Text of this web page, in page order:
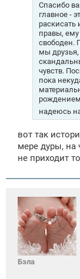
Спасибо
главное -
правы,
свободен.
мы друзья,
чувств.
пока
надеюсь
вот так
мере дуры, на
не приходит
Бэла